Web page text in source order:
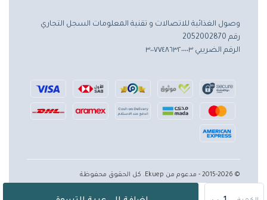
وصول الغذائية للاتصالات و تقنية المعلومات السجل التجاري
رقم 2052002870
الرقم الضريبي ٣٠٠٧٧٤٨٦٣٢٠٠٠٠٣
© 2015-2026 - مدعوم من Ekuep. كل الحقوق محفوظة